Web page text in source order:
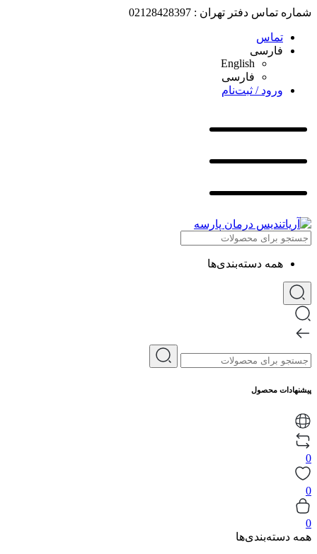
شماره تماس دفتر تهران : 02128428397
تماس
فارسی
English
فارسی
ورود / ثبت‌نام
همه دسته‌بندی‌ها
پیشنهادات محصول
0
0
0
همه دسته‌بندی‌ها